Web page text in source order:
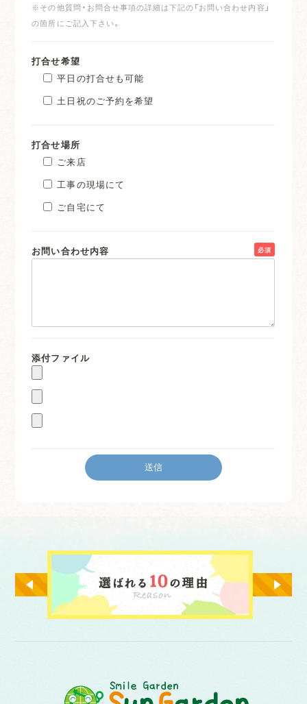
※その他質問・お問合せ事項の詳細は下記の「お問い合わせ内容」
の箇所にご記入下さい。
打合せ希望
平日の打合せも可能
土日祝のご予約を希望
打合せ場所
ご来店
工事の現場にて
ご自宅にて
お問い合わせ内容 必須
添付ファイル